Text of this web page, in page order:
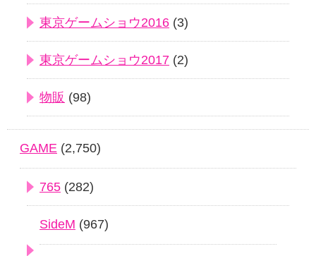
東京ゲームショウ2016 (3)
東京ゲームショウ2017 (2)
物販 (98)
GAME (2,750)
765 (282)
SideM (967)